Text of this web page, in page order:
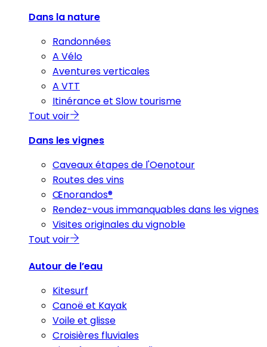
Dans la nature
Randonnées
A Vélo
Aventures verticales
A VTT
Itinérance et Slow tourisme
Tout voir
Dans les vignes
Caveaux étapes de l'Oenotour
Routes des vins
Œnorandos®
Rendez-vous immanquables dans les vignes
Visites originales du vignoble
Tout voir
Autour de l’eau
Kitesurf
Canoë et Kayak
Voile et glisse
Croisières fluviales